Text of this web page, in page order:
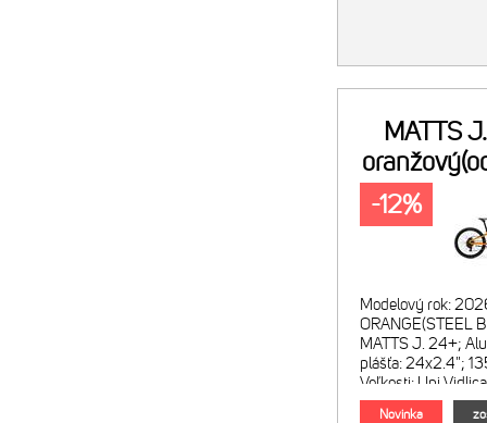
MATTS
Modelový rok:
ORANGE(STEEL
MATTS J. 24+;
plášťa: 24x2.4";
Veľkosti: Uni
24+; Alu;
Novinka
-12%